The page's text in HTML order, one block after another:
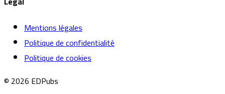
Mentions légales
Politique de confidentialité
Politique de cookies
© 2026 EDPubs